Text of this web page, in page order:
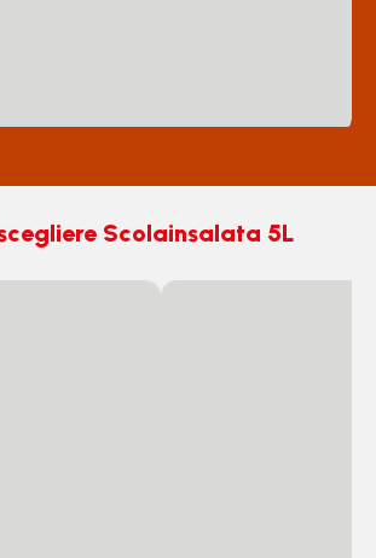
Scolainsalata 5L